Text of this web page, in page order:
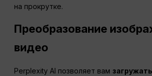
на прокрутке.
Преобразование
видео
Perplexity AI позволяет вам